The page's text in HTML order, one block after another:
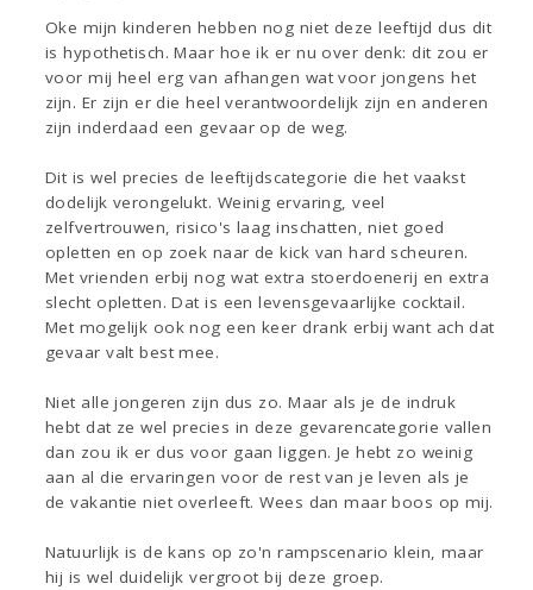
Oke mijn kinderen hebben nog niet deze leeftijd dus dit
is hypothetisch. Maar hoe ik er nu over denk: dit zou er
voor mij heel erg van afhangen wat voor jongens het
zijn. Er zijn er die heel verantwoordelijk zijn en anderen
zijn inderdaad een gevaar op de weg.
Dit is wel precies de leeftijdscategorie die het vaakst
dodelijk verongelukt. Weinig ervaring, veel
zelfvertrouwen, risico's laag inschatten, niet goed
opletten en op zoek naar de kick van hard scheuren.
Met vrienden erbij nog wat extra stoerdoenerij en extra
slecht opletten. Dat is een levensgevaarlijke cocktail.
Met mogelijk ook nog een keer drank erbij want ach dat
gevaar valt best mee.
Niet alle jongeren zijn dus zo. Maar als je de indruk
hebt dat ze wel precies in deze gevarencategorie vallen
dan zou ik er dus voor gaan liggen. Je hebt zo weinig
aan al die ervaringen voor de rest van je leven als je
de vakantie niet overleeft. Wees dan maar boos op mij.
Natuurlijk is de kans op zo'n rampscenario klein, maar
hij is wel duidelijk vergroot bij deze groep.